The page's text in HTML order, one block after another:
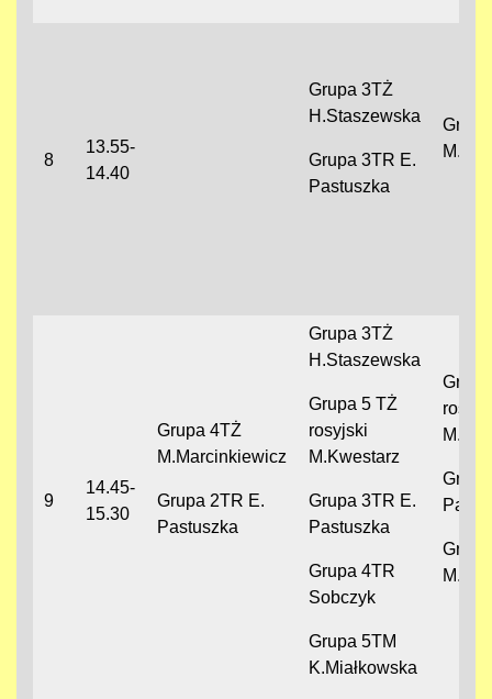
8
13.55-
14.40
Grupa 3TŻ
H.Staszewska
Grupa 3TR E.
Pastuszka
9
14.45-
15.30
Grupa 4TŻ
M.Marcinkiewicz
Grupa 2TR E.
Pastuszka
Grupa 3TŻ
H.Staszewska
Grupa 5 TŻ
rosyjski
M.Kwestarz
Grupa 3TR E.
Pastuszka
Grupa 4TR
Sobczyk
Grupa 5TM
K.Miałkowska